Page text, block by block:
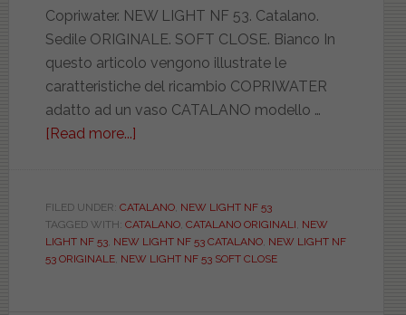
Copriwater. NEW LIGHT NF 53. Catalano.
Sedile ORIGINALE. SOFT CLOSE. Bianco In
questo articolo vengono illustrate le
caratteristiche del ricambio COPRIWATER
adatto ad un vaso CATALANO modello …
[Read more...]
LIGHT
NF
53.
FILED UNDER: CATALANO, NEW LIGHT NF 53
TAGGED WITH: CATALANO, CATALANO ORIGINALI, NEW
LIGHT NF 53, NEW LIGHT NF 53 CATALANO, NEW LIGHT NF
53 ORIGINALE, NEW LIGHT NF 53 SOFT CLOSE